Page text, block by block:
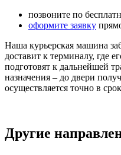
позвоните по
оформите заявку
Наша курьерская машина
доставит к терминалу, где
подготовят к дальнейшей
назначения – до двери
осуществляется точно в
Другие